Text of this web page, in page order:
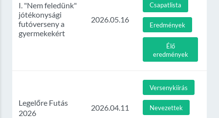
I. "Nem feledünk"
jótékonysági
futóverseny a
gyermekekért
2026.05.16
Csapatlista
Eredmények
Élő
eredmények
Legelőre Futás
2026
2026.04.11
Versenykiírás
Nevezettek